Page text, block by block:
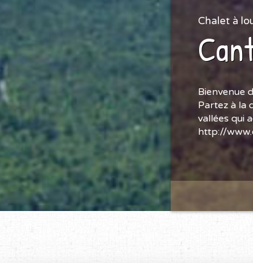
Chalet à
Bienvenue
Partez à la
vallées qui
http://